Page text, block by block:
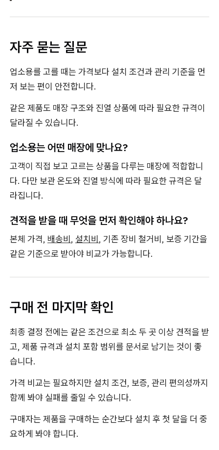
자주 묻는 질문
업소용를 고를 때는 가격보다 설치 조건과 관리 기준을 먼
저 보는 편이 안전합니다.
같은 제품도 매장 구조와 진열 상품에 따라 필요한 규격이
달라질 수 있습니다.
업소용는 어떤 매장에 맞나요?
고객이 직접 보고 고르는 상품을 다루는 매장에 적합합니
다. 다만 보관 온도와 진열 방식에 따라 필요한 규격은 달
라집니다.
견적을 받을 때 무엇을 먼저 확인해야 하나요?
본체 가격, 배송비, 설치비, 기존 장비 철거비, 보증 기간을
같은 기준으로 받아야 비교가 가능합니다.
구매 전 마지막 확인
최종 결정 전에는 같은 조건으로 최소 두 곳 이상 견적을 받
고, 제품 규격과 설치 포함 범위를 문서로 남기는 것이 좋
습니다.
가격 비교는 필요하지만 설치 조건, 보증, 관리 편의성까지
함께 봐야 실패를 줄일 수 있습니다.
구매자는 제품을 구매하는 순간보다 설치 후 첫 달을 더 중
요하게 봐야 합니다.